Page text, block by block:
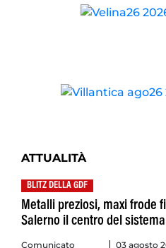
ATTUALITÀ
BLITZ DELLA GDF
Metalli preziosi, maxi frode
Salerno il centro del sistema
Comunicato
03 agosto